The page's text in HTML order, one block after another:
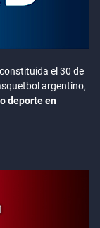
el 30 de
argentino,
deporte en